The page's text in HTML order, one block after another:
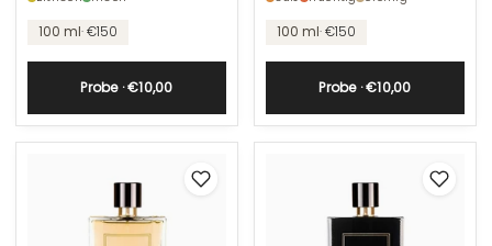
Bay
100 ml· €150
Probe · €10,00
100 ml· €150
Probe · €10,00